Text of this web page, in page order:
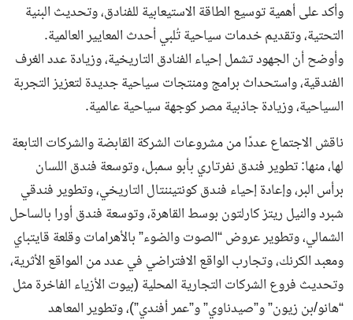
وأكد على أهمية توسيع الطاقة الاستيعابية للفنادق، وتحديث البنية
التحتية، وتقديم خدمات سياحية تُلبي أحدث المعايير العالمية.
وأوضح أن الجهود تشمل إحياء الفنادق التاريخية، وزيادة عدد الغرف
الفندقية، واستحداث برامج ومنتجات سياحية جديدة لتعزيز التجربة
السياحية، وزيادة جاذبية مصر كوجهة سياحية عالمية.
ناقش الاجتماع عددًا من مشروعات الشركة القابضة والشركات التابعة
لها، منها: تطوير فندق نفرتاري بأبو سمبل، وتوسعة فندق اللسان
برأس البر، وإعادة إحياء فندق كونتيننتال التاريخي، وتطوير فندقي
شبرد والنيل ريتز كارلتون بوسط القاهرة، وتوسعة فندق أورا بالساحل
الشمالي، وتطوير عروض “الصوت والضوء” بالأهرامات وقلعة قايتباي
ومعبد الكرنك، وتجارب الواقع الافتراضي في عدد من المواقع الأثرية،
وتحديث فروع الشركات التجارية المحلية (بيوت الأزياء الفاخرة مثل
“هانو/بن زيون” و”صيدناوي” و”عمر أفندي”)، وتطوير المعاهد